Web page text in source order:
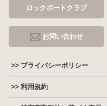
ロックポートクラブ
お問い合わせ
>> プライバシーポリシー
>> 利用規約